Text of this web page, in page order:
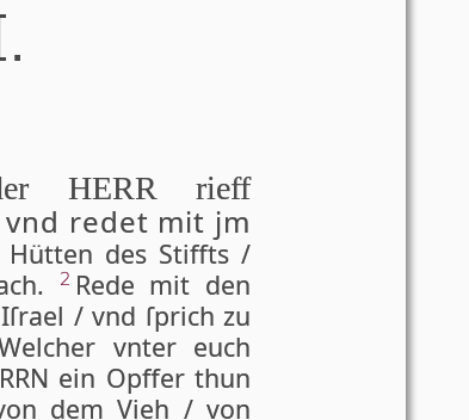
.
HERR rieff
vnd redet mit jm
des Stiffts /
2 Rede mit den
/ vnd ſprich zu
vn­ter euch
ein Opf­fer thun
dem Vieh / von